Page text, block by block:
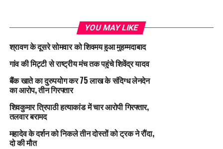
YOU MAY LIKE
श्रावण के दूसरे सोमवार को शिवमय हुआ मुहम्मदाबाद
गांव की मिट्टी से राष्ट्रीय मंच तक पहुंचे शिवेंद्र यादव
बैंक खाते का दुरुपयोग कर 75 लाख के संदिग्ध लेनदेन
का आरोप, तीन गिरफ्तार
शिवकुमार त्रिपाठी हत्याकांड में चार आरोपी गिरफ्तार,
तलवार बरामद
महादेव के दर्शन को निकले तीन दोस्तों को ट्रक ने रौंदा,
दो की मौत